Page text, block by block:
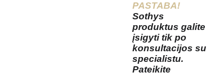
PASTABA!
Sothys
produktus galite
įsigyti tik po
konsultacijos su
specialistu.
Pateikite